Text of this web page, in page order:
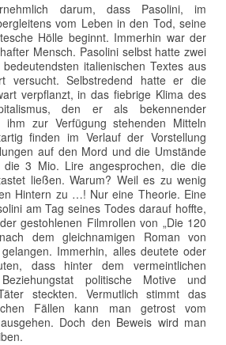
darum, dass Pasolini, im
vom Leben in den Tod, seine
Hölle beginnt. Immerhin war der
Mensch. Pasolini selbst hatte zwei
italienischen Textes aus
versucht. Selbstredend hatte er die
verpflanzt, in das fiebrige Klima des
den er als bekennender
ihm zur Verfügung stehenden Mitteln
finden im Verlauf der Vorstellung
auf den Mord und die Umstände
die 3 Mio. Lire angesprochen, die die
ließen. Warum? Weil es zu wenig
Hintern zu …! Nur eine Theorie. Eine
am Tag seines Todes darauf hoffte,
gestohlenen Filmrollen von „Die 120
dem gleichnamigen Roman von
Immerhin, alles deutete oder
dass hinter dem vermeintlichen
politische Motive und
steckten. Vermutlich stimmt das
Fällen kann man getrost vom
Doch den Beweis wird man